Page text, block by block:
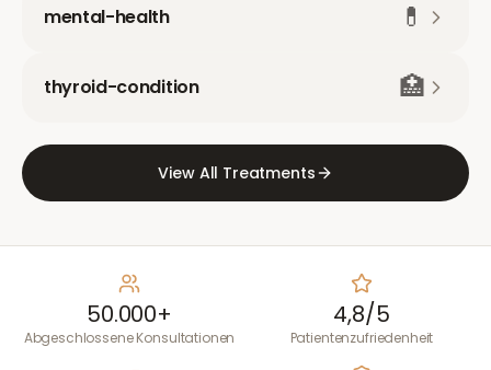
mental-health 💊
thyroid-condition 🏥
View All Treatments
50.000+
Abgeschlossene Konsultationen
4,8/5
Patientenzufriedenheit